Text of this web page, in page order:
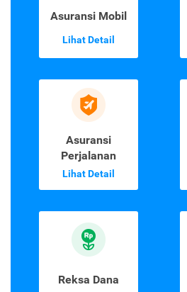
Asuransi Mobil
Lihat Detail
Asuransi
Perjalanan
Lihat Detail
Reksa Dana